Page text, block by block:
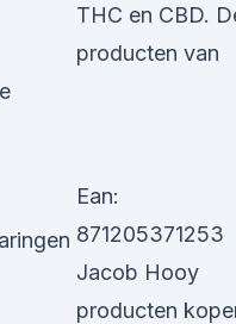
THC en CBD.
producten van
Ean:
871205371253
Jacob Hooy
producten